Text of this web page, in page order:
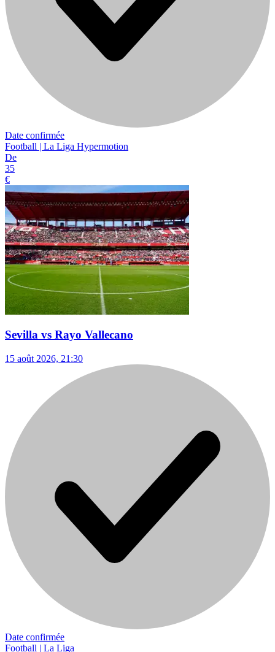
Date confirmée
Football | La Liga Hypermotion
De
35
€
Sevilla vs Rayo Vallecano
15 août 2026, 21:30
Date confirmée
Football | La Liga